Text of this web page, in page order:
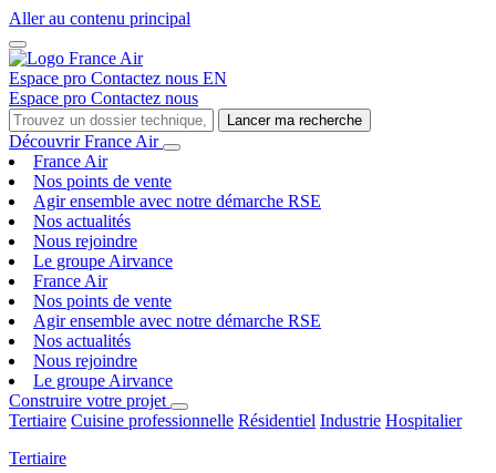
Aller au contenu principal
Espace pro Contactez nous EN
Espace pro Contactez nous
Lancer ma recherche
Découvrir France Air
France Air
Nos points de vente
Agir ensemble avec notre démarche RSE
Nos actualités
Nous rejoindre
Le groupe Airvance
France Air
Nos points de vente
Agir ensemble avec notre démarche RSE
Nos actualités
Nous rejoindre
Le groupe Airvance
Construire votre projet
Tertiaire Cuisine professionnelle Résidentiel Industrie Hospitalier
Tertiaire